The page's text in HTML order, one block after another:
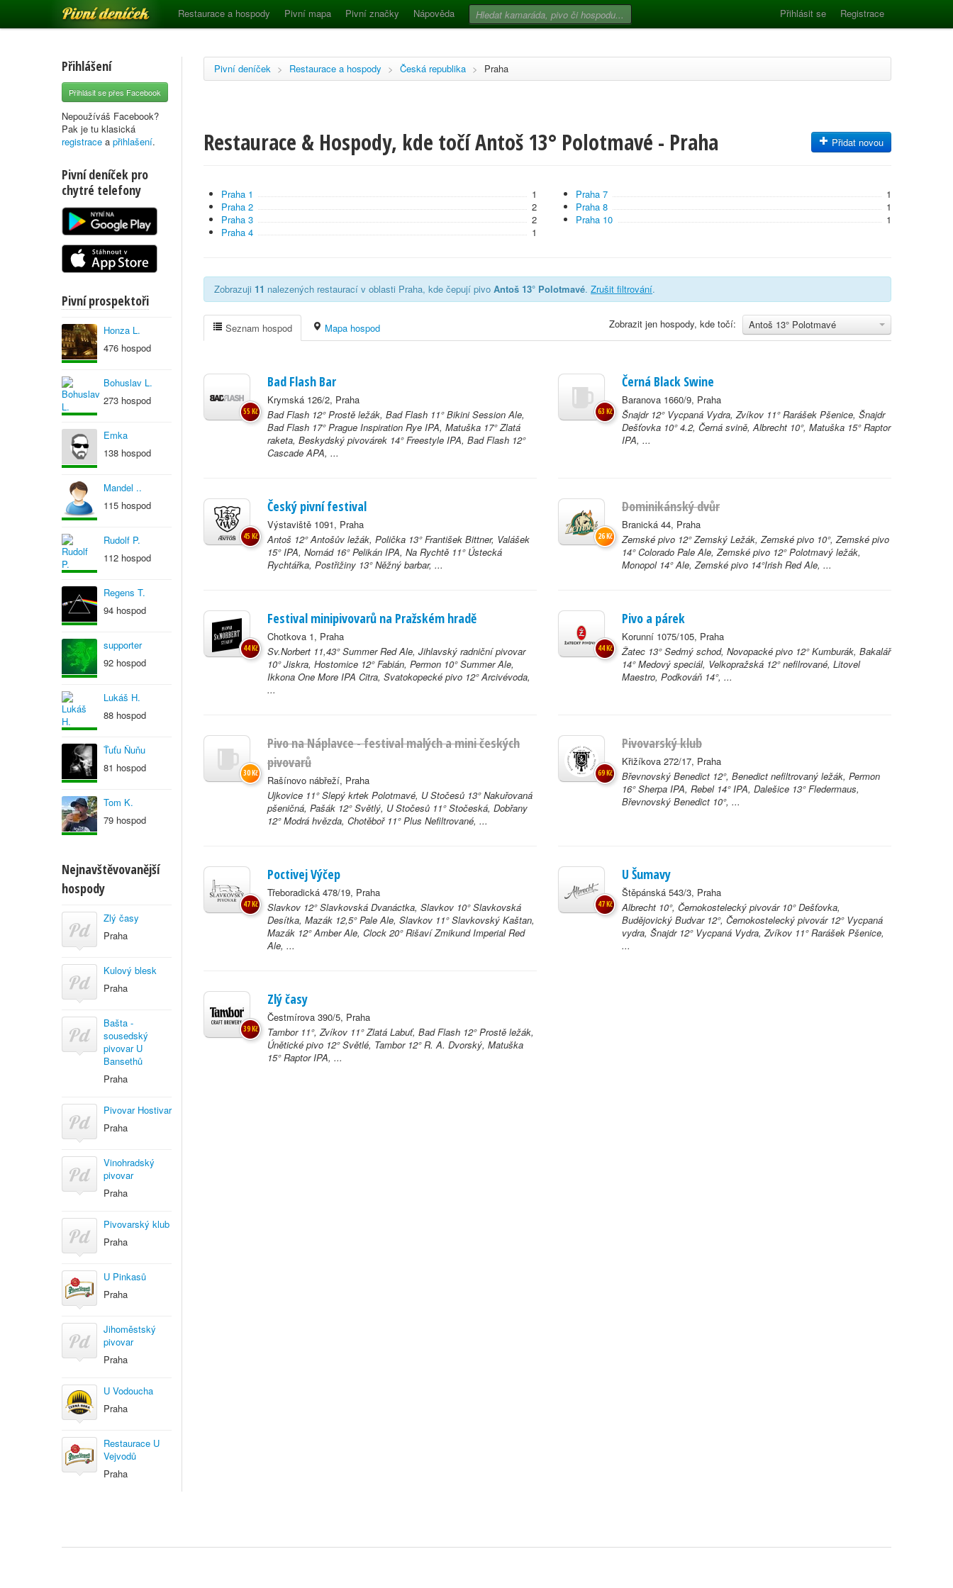
Pivní deníček Restaurace a hospody Pivní mapa Pivní značky Nápověda Přihlásit se Registrace
Přihlášení
Přihlásit se přes Facebook
Nepoužíváš Facebook?
Pak je tu klasická
registrace a přihlašení.
Pivní deníček pro
chytré telefony
Pivní prospektoři
Honza L.
476 hospod
Bohuslav L.
273 hospod
Emka
138 hospod
Mandel ..
115 hospod
Rudolf P.
112 hospod
Regens T.
94 hospod
supporter
92 hospod
Lukáš H.
88 hospod
Ťuťu Ňuňu
81 hospod
Tom K.
79 hospod
Nejnavštěvovanější
hospody
Zlý časy
Praha
Kulový blesk
Praha
Bašta -
sousedský
pivovar U
Bansethů
Praha
Pivovar Hostivar
Praha
Vinohradský
pivovar
Praha
Pivovarský klub
Praha
U Pinkasů
Praha
Jihoměstský
pivovar
Praha
U Vodoucha
Praha
Restaurace U
Vejvodů
Praha
Pivní deníček > Restaurace a hospody > Česká republika > Praha
Restaurace & Hospody, kde točí Antoš 13° Polotmavé - Praha Přidat novou
Praha 1
1
Praha 2
2
Praha 3
2
Praha 4
1
Praha 7
1
Praha 8
1
Praha 10
1
Zobrazuji 11 nalezených restaurací v oblasti Praha, kde čepují pivo Antoš 13° Polotmavé. Zrušit filtrování.
Antoš 13° Polotmavé
Zobrazit jen hospody, kde točí:
Seznam hospod Mapa hospod
Bad Flash Bar
Krymská 126/2, Praha
Bad Flash 12° Prostě ležák, Bad Flash 11° Bikini Session Ale,
Bad Flash 17° Prague Inspiration Rye IPA, Matuška 17° Zlatá
raketa, Beskydský pivovárek 14° Freestyle IPA, Bad Flash 12°
Cascade APA, ...
55 Kč
Černá Black Swine
Baranova 1660/9, Praha
Šnajdr 12° Vycpaná Vydra, Zvíkov 11° Rarášek Pšenice, Šnajdr
Dešťovka 10° 4.2, Černá svině, Albrecht 10°, Matuška 15° Raptor
IPA, ...
63 Kč
Český pivní festival
Výstaviště 1091, Praha
Antoš 12° Antošův ležák, Polička 13° František Bittner, Valášek
15° IPA, Nomád 16° Pelikán IPA, Na Rychtě 11° Ústecká
Rychtářka, Postřižiny 13° Něžný barbar, ...
45 Kč
Dominikánský dvůr
Branická 44, Praha
Zemské pivo 12° Zemský Ležák, Zemské pivo 10°, Zemské pivo
14° Colorado Pale Ale, Zemské pivo 12° Polotmavý ležák,
Monopol 14° Ale, Zemské pivo 14°Irish Red Ale, ...
26 Kč
Festival minipivovarů na Pražském hradě
Chotkova 1, Praha
Sv.Norbert 11,43° Summer Red Ale, Jihlavský radniční pivovar
10° Jiskra, Hostomice 12° Fabián, Permon 10° Summer Ale,
Ikkona One More IPA Citra, Svatokopecké pivo 12° Arcivévoda,
...
44 Kč
Pivo a párek
Korunní 1075/105, Praha
Žatec 13° Sedmý schod, Novopacké pivo 12° Kumburák, Bakalář
14° Medový speciál, Velkopražská 12° nefilrované, Litovel
Maestro, Podkováň 14°, ...
44 Kč
Pivo na Náplavce - festival malých a mini českých
pivovarů
Rašínovo nábřeží, Praha
Ujkovice 11° Slepý krtek Polotmavé, U Stočesů 13° Nakuřovaná
pšeničná, Pašák 12° Světlý, U Stočesů 11° Stočeská, Dobřany
12° Modrá hvězda, Chotěboř 11° Plus Nefiltrované, ...
30 Kč
Pivovarský klub
Křižíkova 272/17, Praha
Břevnovský Benedict 12°, Benedict nefiltrovaný ležák, Permon
16° Sherpa IPA, Rebel 14° IPA, Dalešice 13° Fledermaus,
Břevnovský Benedict 10°, ...
69 Kč
Poctivej Výčep
Třeboradická 478/19, Praha
Slavkov 12° Slavkovská Dvanáctka, Slavkov 10° Slavkovská
Desítka, Mazák 12,5° Pale Ale, Slavkov 11° Slavkovský Kaštan,
Mazák 12° Amber Ale, Clock 20° Rišaví Zmikund Imperial Red
Ale, ...
47 Kč
U Šumavy
Štěpánská 543/3, Praha
Albrecht 10°, Černokostelecký pivovár 10° Dešťovka,
Budějovický Budvar 12°, Černokostelecký pivovár 12° Vycpaná
vydra, Šnajdr 12° Vycpaná Vydra, Zvíkov 11° Rarášek Pšenice,
...
47 Kč
Zlý časy
Čestmírova 390/5, Praha
Tambor 11°, Zvíkov 11° Zlatá Labuť, Bad Flash 12° Prostě ležák,
Únětické pivo 12° Světlé, Tambor 12° R. A. Dvorský, Matuška
15° Raptor IPA, ...
39 Kč